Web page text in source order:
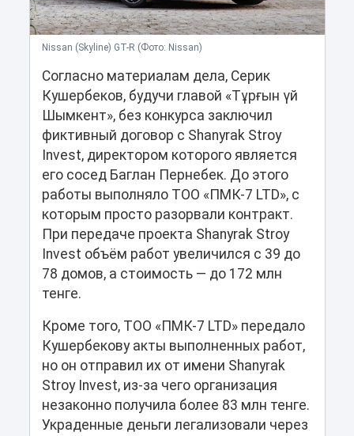
Nissan (Skyline) GT-R (Фото: Nissan)
Согласно материалам дела, Серик
Кушербеков, будучи главой «Тұрғын үй
Шымкент», без конкурса заключил
фиктивный договор с Shanyrak Stroy
Invest, директором которого является
его сосед Баглан Пернебек. До этого
работы выполняло ТОО «ПМК-7 LTD», с
которым просто разорвали контракт.
При передаче проекта Shanyrak Stroy
Invest объём работ увеличился с 39 до
78 домов, а стоимость — до 172 млн
тенге.
Кроме того, ТОО «ПМК-7 LTD» передало
Кушербекову акты выполненных работ,
но он отправил их от имени Shanyrak
Stroy Invest, из-за чего организация
незаконно получила более 83 млн тенге.
Украденные деньги легализовали через